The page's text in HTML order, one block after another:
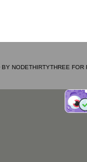
BY NODETHIRTYTHREE FOR